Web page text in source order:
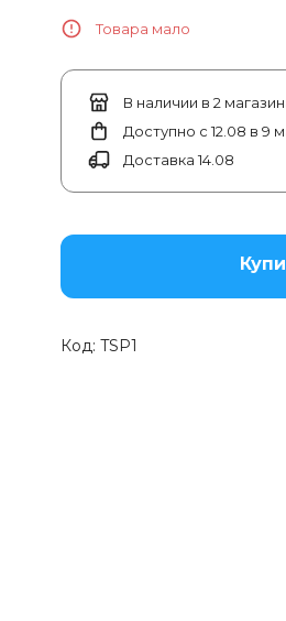
Товара мало
В наличии в 2
Доступно с 12.08 в 9
Доставка 14.08
Код: TSP1